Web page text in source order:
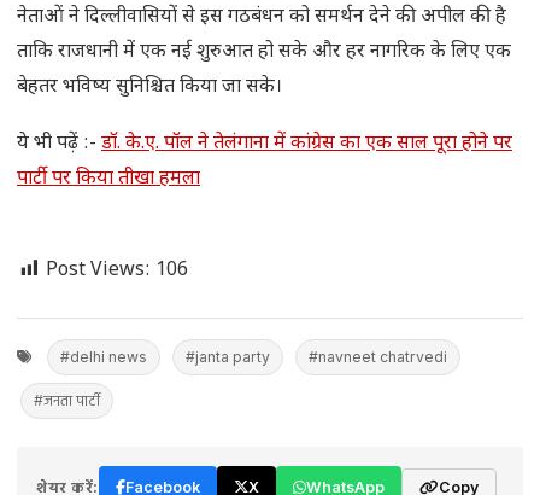
नेताओं ने दिल्लीवासियों से इस गठबंधन को समर्थन देने की अपील की है
ताकि राजधानी में एक नई शुरुआत हो सके और हर नागरिक के लिए एक
बेहतर भविष्य सुनिश्चित किया जा सके।
ये भी पढ़ें :- डॉ. के.ए. पॉल ने तेलंगाना में कांग्रेस का एक साल पूरा होने पर
पार्टी पर किया तीखा हमला
Post Views: 106
#delhi news #janta party #navneet chatrvedi
#जनता पार्टी
शेयर करें: Facebook X WhatsApp Copy